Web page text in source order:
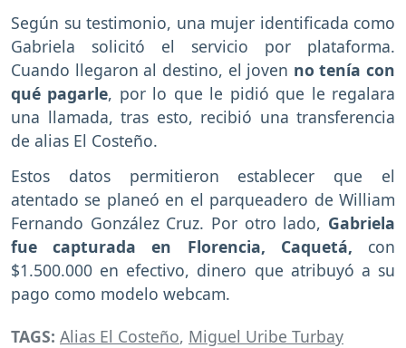
Según su testimonio, una mujer identificada como
Gabriela solicitó el servicio por plataforma.
Cuando llegaron al destino, el joven no tenía con
qué pagarle, por lo que le pidió que le regalara
una llamada, tras esto, recibió una transferencia
de alias El Costeño.
Estos datos permitieron establecer que el
atentado se planeó en el parqueadero de William
Fernando González Cruz. Por otro lado, Gabriela
fue capturada en Florencia, Caquetá, con
$1.500.000 en efectivo, dinero que atribuyó a su
pago como modelo webcam.
TAGS: Alias El Costeño, Miguel Uribe Turbay